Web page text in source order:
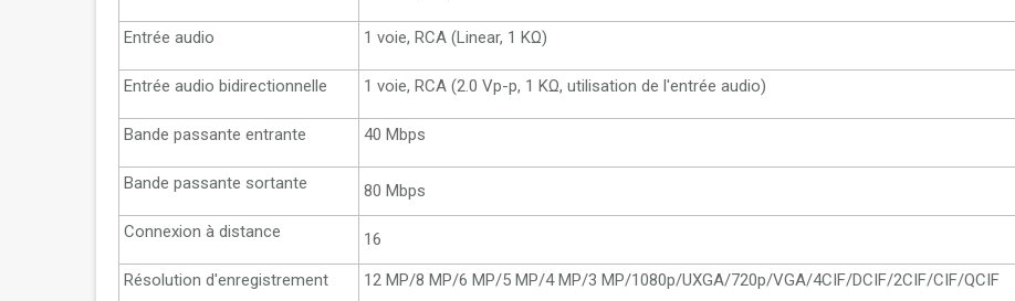
Entrée audio 1 voie, RCA (Linear, 1 KΩ)
Entrée audio bidirectionnelle 1 voie, RCA (2.0 Vp-p, 1 KΩ, utilisation de l'entrée audio)
Bande passante entrante 40 Mbps
Bande passante sortante 80 Mbps
Connexion à distance 16
Résolution d'enregistrement 12 MP/8 MP/6 MP/5 MP/4 MP/3 MP/1080p/UXGA/720p/VGA/4CIF/DCIF/2CIF/CIF/QCIF